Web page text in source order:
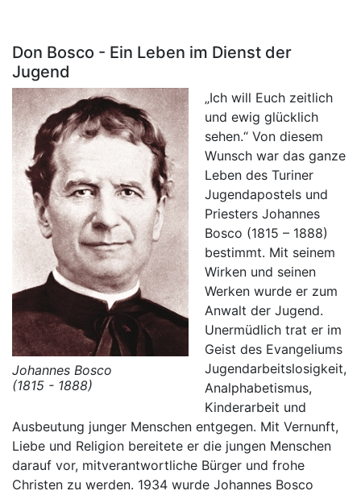
Don Bosco - Ein Leben im Dienst der
Jugend
Johannes Bosco
(1815 - 1888)
„Ich will Euch zeitlich
und ewig glücklich
sehen.“ Von diesem
Wunsch war das ganze
Leben des Turiner
Jugendapostels und
Priesters Johannes
Bosco (1815 – 1888)
bestimmt. Mit seinem
Wirken und seinen
Werken wurde er zum
Anwalt der Jugend.
Unermüdlich trat er im
Geist des Evangeliums
Jugendarbeitslosigkeit,
Analphabetismus,
Kinderarbeit und
Ausbeutung junger Menschen entgegen. Mit Vernunft,
Liebe und Religion bereitete er die jungen Menschen
darauf vor, mitverantwortliche Bürger und frohe
Christen zu werden. 1934 wurde Johannes Bosco